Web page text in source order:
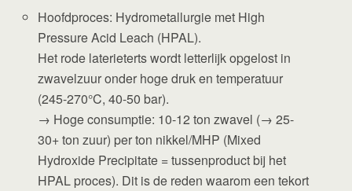
Hoofdproces: Hydrometallurgie met High
Pressure Acid Leach (HPAL).
Het rode laterieterts wordt letterlijk opgelost in
zwavelzuur onder hoge druk en temperatuur
(245-270°C, 40-50 bar).
→ Hoge consumptie: 10-12 ton zwavel (→ 25-
30+ ton zuur) per ton nikkel/MHP (Mixed
Hydroxide Precipitate = tussenproduct bij het
HPAL proces). Dit is de reden waarom een tekort